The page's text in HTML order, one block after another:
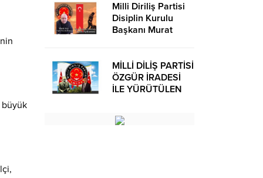
büyük
Milli Diriliş Partisi
Disiplin Kurulu
Başkanı Murat
Basın Açıklaması
MİLLİ DİLİŞ PARTİSİ
ÖZGÜR İRADESİ
İLE YÜRÜTÜLEN
OLUŞUMUDUR